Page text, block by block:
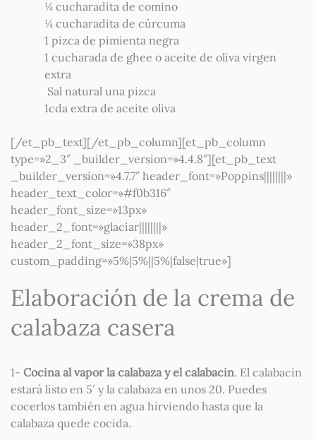
¼ cucharadita de comino
¼ cucharadita de cúrcuma
1 pizca de pimienta negra
1 cucharada de ghee o aceite de oliva virgen
extra
Sal natural una pizca
1cda extra de aceite oliva
[/et_pb_text][/et_pb_column][et_pb_column
type=»2_3″ _builder_version=»4.4.8″][et_pb_text
_builder_version=»4.7.7″ header_font=»Poppins||||||||»
header_text_color=»#f0b316″
header_font_size=»13px»
header_2_font=»glaciar||||||||»
header_2_font_size=»38px»
custom_padding=»5%|5%||5%|false|true»]
Elaboración de la crema de
calabaza casera
1- Cocina al vapor la calabaza y el calabacin. El calabacin
estará listo en 5′ y la calabaza en unos 20. Puedes
cocerlos también en agua hirviendo hasta que la
calabaza quede cocida.